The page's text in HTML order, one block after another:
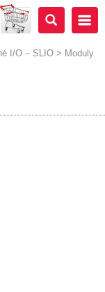
I/O – SLIO > Moduly